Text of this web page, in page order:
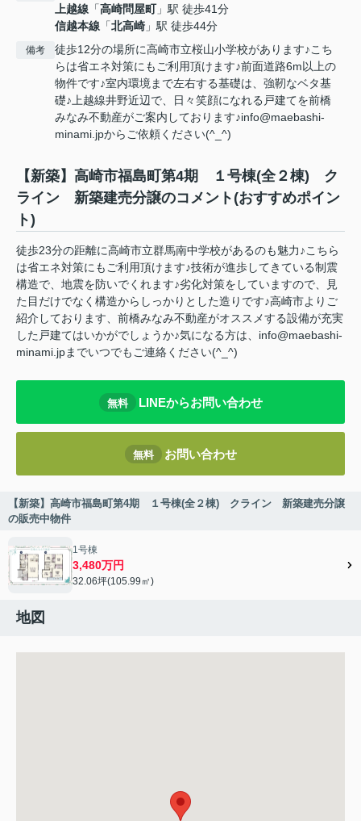
上越線 「高崎問屋町」駅 徒歩41分
信越本線 「北高崎 」駅 徒歩44分
備考
徒歩12分の場所に高崎市立桜山小学校があります♪こち
らは省エネ対策にもご利用頂けます♪前面道路6m以上の
物件です♪室内環境まで左右する基礎は、強靭なベタ基
礎♪上越線井野近辺で、日々笑顔になれる戸建てを前橋
みなみ不動産がご案内しております♪info@maebashi-
minami.jpからご依頼ください(^_^)
【新築】高崎市福島町第4期 １号棟(全２棟) ク
ライン 新築建売分譲のコメント(おすすめポイン
ト)
徒歩23分の距離に高崎市立群馬南中学校があるのも魅力♪こちら
は省エネ対策にもご利用頂けます♪技術が進歩してきている制震
構造で、地震を防いでくれます♪劣化対策をしていますので、見
た目だけでなく構造からしっかりとした造りです♪高崎市よりご
紹介しております、前橋みなみ不動産がオススメする設備が充実
した戸建てはいかがでしょうか♪気になる方は、info@maebashi-
minami.jpまでいつでもご連絡ください(^_^)
無料 LINEからお問い合わせ
無料 お問い合わせ
【新築】高崎市福島町第4期 １号棟(全２棟) クライン 新築建売分譲
の販売中物件
1号棟
3,480万円
32.06坪(105.99㎡)
地図